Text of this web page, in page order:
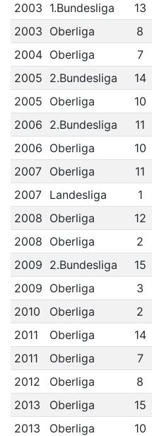
2003 1.Bundesliga 13
2003 Oberliga 8
2004 Oberliga 7
2005 2.Bundesliga 14
2005 Oberliga 10
2006 2.Bundesliga 11
2006 Oberliga 10
2007
Oberliga 11
2007
Landesliga 1
2008 Oberliga 12
2008 Oberliga 2
2009 2.Bundesliga 15
2009 Oberliga 3
2010
Oberliga 2
2011
Oberliga 14
2011
Oberliga 7
2012
Oberliga 8
2013
Oberliga 15
2013
Oberliga 10